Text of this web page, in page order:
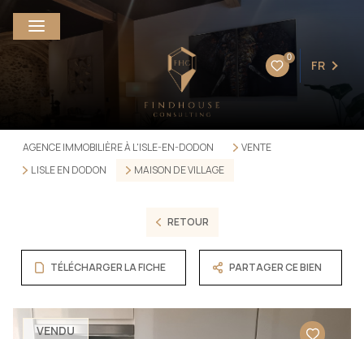
0
FR
AGENCE IMMOBILIÈRE À L'ISLE-EN-DODON
VENTE
L ISLE EN DODON
MAISON DE VILLAGE
RETOUR
TÉLÉCHARGER LA FICHE PARTAGER CE BIEN
VENDU